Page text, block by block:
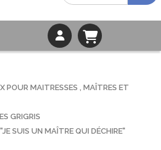
POUR MAITRESSES , MAÎTRES ET
GRIGRIS
SUIS UN MAÎTRE QUI DÉCHIRE"